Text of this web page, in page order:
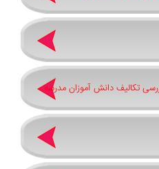
تکالیف دانش آموزان مدرسه